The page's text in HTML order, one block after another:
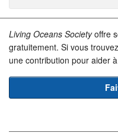
Living Oceans Societyoffre
gratuitement. Si vous
une contribution pour aider